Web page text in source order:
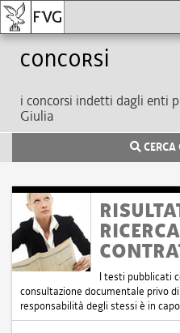
Concorsi
i concorsi indetti dagli enti
Giulia
CERCA
I testi pubblicati
consultazione documentale privo
responsabilità degli stessi è in